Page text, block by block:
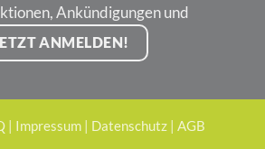
Ankündigungen und
ANMELDEN!
| Impressum| Datenschutz| AGB